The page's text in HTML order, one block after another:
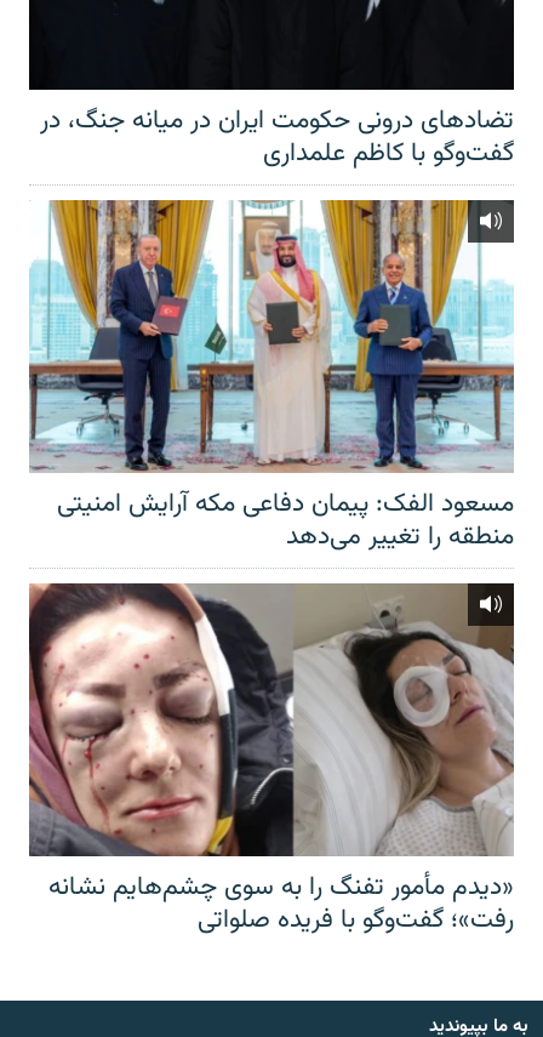
تضادهای درونی حکومت ایران در میانه جنگ، در
گفت‌‌وگو با کاظم علمداری
مسعود الفک: پیمان دفاعی مکه آرایش امنیتی
منطقه را تغییر می‌دهد
«دیدم مأمور تفنگ را به سوی چشم‌هایم نشانه
رفت»؛ گفت‌و‌گو با فریده صلواتی
به ما بپیوندید